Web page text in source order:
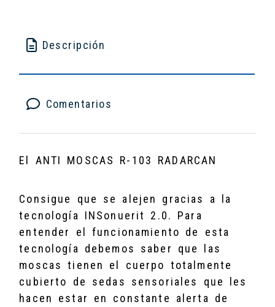
Descripción
Comentarios
El ANTI MOSCAS R-103 RADARCAN
Consigue que se alejen gracias a la
tecnología INSonuerit 2.0. Para
entender el funcionamiento de esta
tecnología debemos saber que las
moscas tienen el cuerpo totalmente
cubierto de sedas sensoriales que les
hacen estar en constante alerta de